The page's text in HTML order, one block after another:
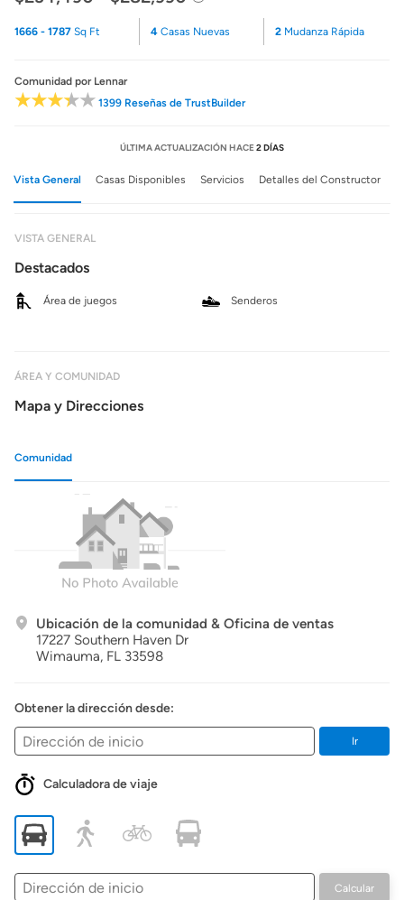
1666 - 1787 Sq Ft 4Casas Nuevas 2 Mudanza Rápida
Comunidad por Lennar
1399 Reseñas de TrustBuilder
ÚLTIMA ACTUALIZACIÓN HACE2 DÍAS
Vista General Casas Disponibles Servicios Detalles del Constructor
VISTA GENERAL
Destacados
Área de juegos Senderos
ÁREA Y COMUNIDAD
Mapa y Direcciones
Comunidad
Ubicación de la comunidad & Oficina de ventas
17227 Southern Haven Dr
Wimauma, FL 33598
Obtener la dirección desde:
Ir
Calculadora de viaje
Dirección
de
Calcular